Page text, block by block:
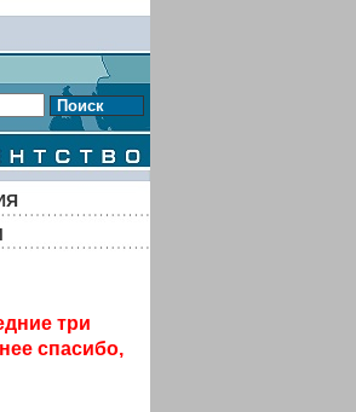
Поиск
три
спасибо,